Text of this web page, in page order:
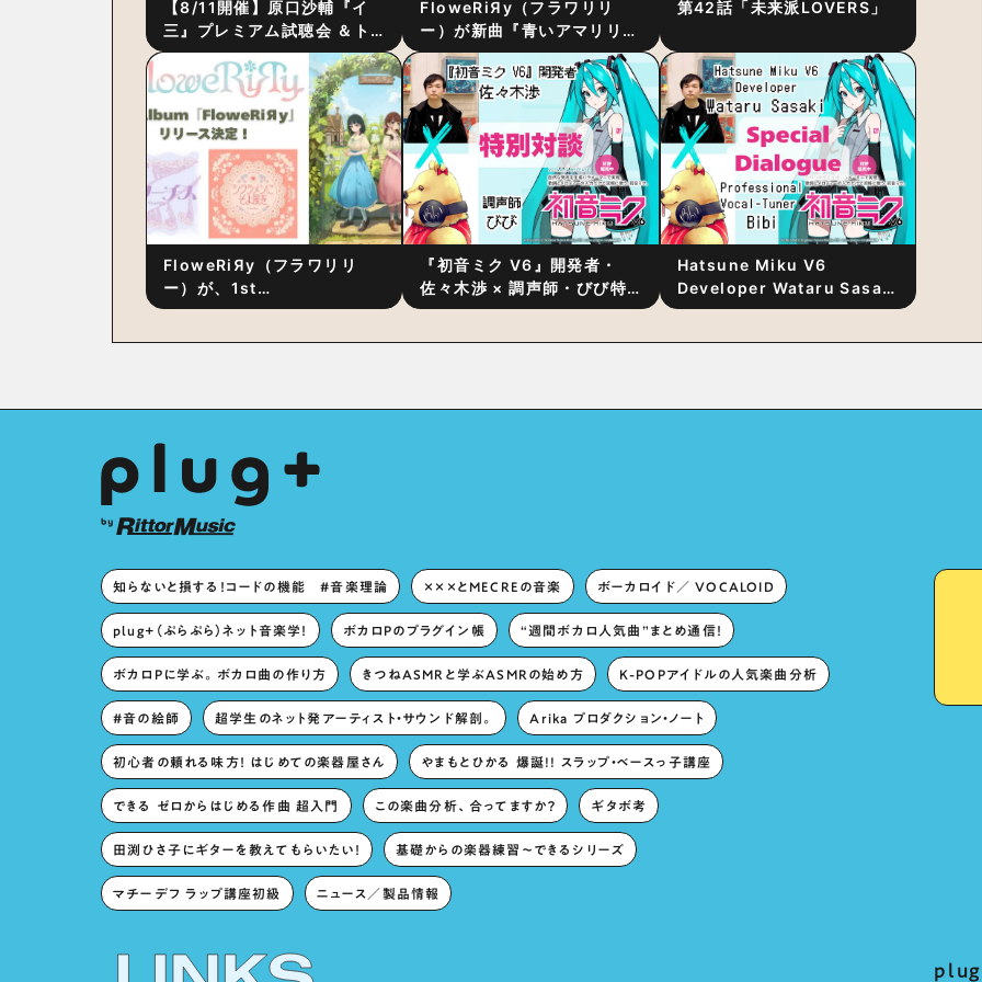
【8/11開催】原口沙輔『イ
三』プレミアム試聴会 ＆ト
ーク・セッション 〜完成直
後の“ピュアな原音体験”と制
作秘話
FloweRiЯy（フラワリリ
ー）が新曲『青いアマリリ
ス』をリリース！1stアルバ
ム詳細も発表
第42話「未来派LOVERS」
FloweRiЯy（フラワリリ
ー）が、1st
Album『FloweRiЯy』を9
『初音ミク V6』開発者・
佐々木渉 × 調声師・びび特
別対談 〜豊かな歌声表現の
Hatsune Miku V6
Developer Wataru Sasaki
× Professional Vocal-
知らないと損する！コードの機能 #音楽理論 ×××とMECREの音楽 ボーカロイド／ VOCALOID
plug+（ぷらぷら）ネット音楽学！ ボカロPのプラグイン帳 “週間ボカロ人気曲”まとめ通信！
ボカロPに学ぶ。ボカロ曲の作り方 きつねASMRと学ぶASMRの始め方 K-POPアイドルの人気楽曲分析
#音の絵師 超学生のネット発アーティスト・サウンド解剖。 Arika プロダクション・ノート
初心者の頼れる味方！ はじめての楽器屋さん やまもとひかる 爆誕!! スラップ・ベースっ子講座
できる ゼロからはじめる作曲 超入門 この楽曲分析、合ってますか？ ギタボ考
田渕ひさ子にギターを教えてもらいたい！ 基礎からの楽器練習〜できるシリーズ
マチーデフ ラップ講座初級 ニュース／製品情報